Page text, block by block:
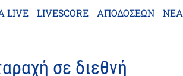
LIVE LIVESCORE ΑΠΟΔΌΣΕΩΝ ΝΈΑ
σε διεθνή